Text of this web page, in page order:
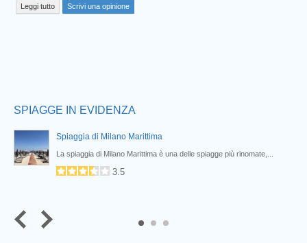
Leggi tutto Scrivi una opinione
SPIAGGE IN EVIDENZA
Spiaggia di Milano Marittima
La spiaggia di Milano Marittima è una delle spiagge più rinomate,...
3.5